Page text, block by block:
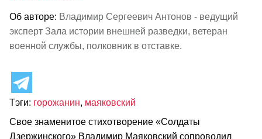
Об авторе: Владимир Сергеевич Антонов - ведущий
эксперт Зала истории внешней разведки, ветеран
военной службы, полковник в отставке.
Тэги: горожанин, маяковский
Свое знаменитое стихотворение «Солдаты
Дзержинского» Владимир Маяковский сопроводил